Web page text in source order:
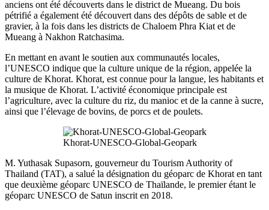
anciens ont été découverts dans le district de Mueang. Du bois
pétrifié a également été découvert dans des dépôts de sable et de
gravier, à la fois dans les districts de Chaloem Phra Kiat et de
Mueang à Nakhon Ratchasima.
En mettant en avant le soutien aux communautés locales,
l’UNESCO indique que la culture unique de la région, appelée la
culture de Khorat. Khorat, est connue pour la langue, les habitants et
la musique de Khorat. L’activité économique principale est
l’agriculture, avec la culture du riz, du manioc et de la canne à sucre,
ainsi que l’élevage de bovins, de porcs et de poulets.
Khorat-UNESCO-Global-Geopark
M. Yuthasak Supasorn, gouverneur du Tourism Authority of
Thailand (TAT), a salué la désignation du géoparc de Khorat en tant
que deuxième géoparc UNESCO de Thaïlande, le premier étant le
géoparc UNESCO de Satun inscrit en 2018.